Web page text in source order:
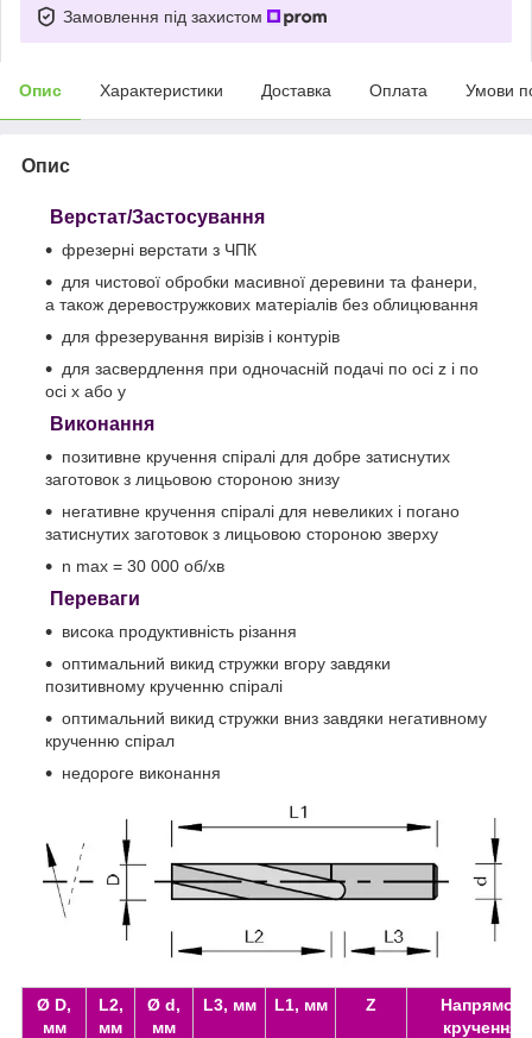
Замовлення під захистом
Опис Характеристики Доставка Оплата Умови
Опис
Верстат/Застосування
фрезерні верстати з ЧПК
для чистової обробки масивної деревини та фанери,
а також деревостружкових матеріалів без облицювання
для фрезерування вирізів і контурів
для засвердлення при одночасній подачі по осі z і по
осі x або y
Виконання
позитивне кручення спіралі для добре затиснутих
заготовок з лицьовою стороною знизу
негативне кручення спіралі для невеликих і погано
затиснутих заготовок з лицьовою стороною зверху
n max = 30 000 об/хв
Переваги
висока продуктивність різання
оптимальний викид стружки вгору завдяки
позитивному крученню спіралі
оптимальний викид стружки вниз завдяки негативному
крученню спірал
недороге виконання
Ø D,
мм
L2,
мм
Ø d,
мм
L3, мм L1, мм Z
Напрямок
кручення